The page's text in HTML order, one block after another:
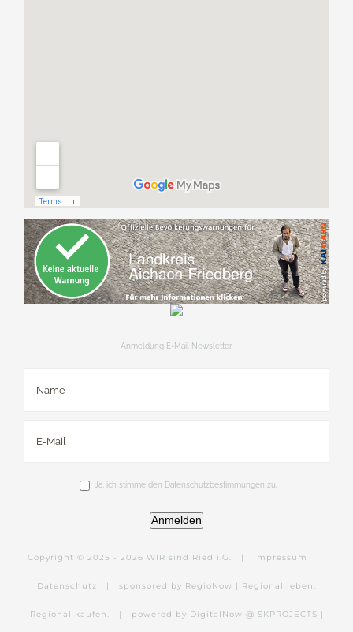
Anmeldung E-Mail Newsletter
Ja, ich stimme den Datenschutzbestimmungen zu.
Anmelden
Copyright © 2025 - 2026 WIR sind Ried i.G. | Impressum |
Datenschutz | sponsored by RegioNow | Regional leben.
Regional kaufen. | powered by DigitalNow @ SKPROJECTS |